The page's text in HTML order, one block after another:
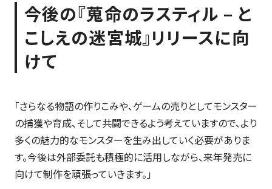
今後の『蒐命のラスティル – と
こしえの迷宮城』リリースに向
けて
「さらなる物語の作りこみや、ゲームの売りとしてモンスター
の捕獲や育成、そして共闘できるよう考えていますので、より
多くの魅力的なモンスターを生み出していく必要がありま
す。今後は外部委託も積極的に活用しながら、来年発売に
向けて制作を頑張っていきます。」